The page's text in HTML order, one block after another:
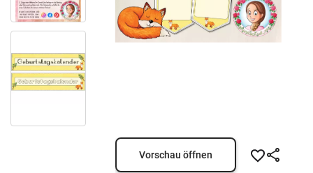
Vorschau öffnen